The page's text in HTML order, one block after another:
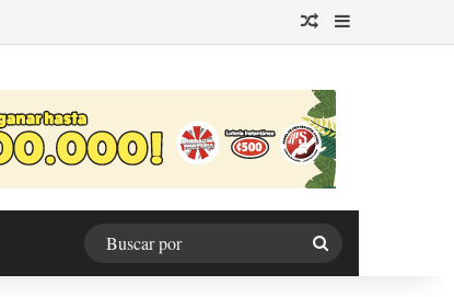
Publicación al azar
Barra lateral
Buscar
por